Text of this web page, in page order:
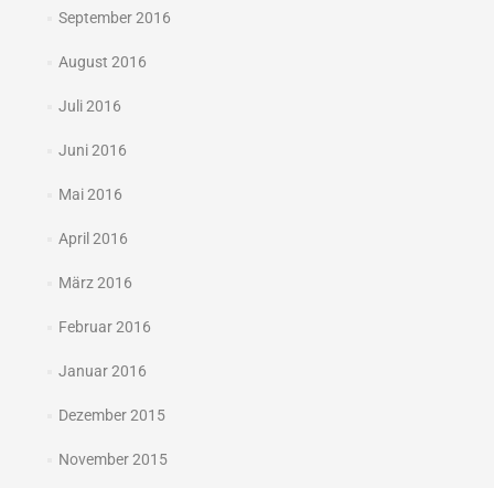
September 2016
August 2016
Juli 2016
Juni 2016
Mai 2016
April 2016
März 2016
Februar 2016
Januar 2016
Dezember 2015
November 2015